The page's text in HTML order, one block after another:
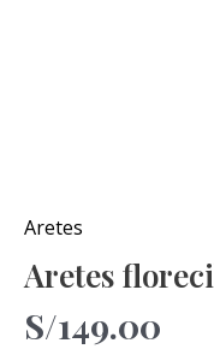
Aretes
Aretes
S/149.00